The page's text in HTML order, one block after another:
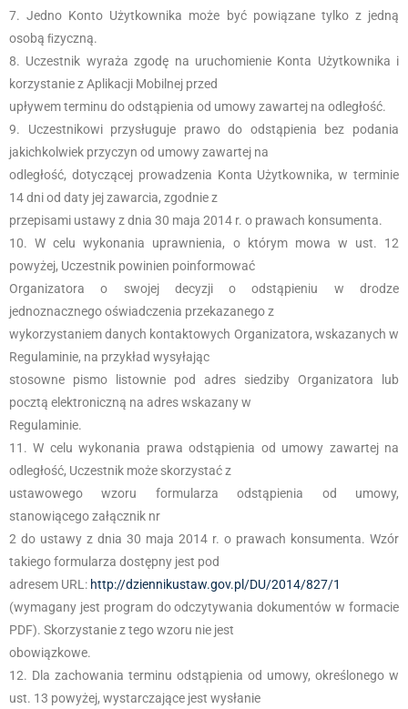
Jedno Konto Użytkownika może być powiązane tylko z jedną
osobą ﬁzyczną.
Uczestnik wyraża zgodę na uruchomienie Konta Użytkownika i
korzystanie z Aplikacji Mobilnej przed
upływem terminu do odstąpienia od umowy zawartej na odległość.
Uczestnikowi przysługuje prawo do odstąpienia bez podania
jakichkolwiek przyczyn od umowy zawartej na
odległość, dotyczącej prowadzenia Konta Użytkownika, w terminie
14 dni od daty jej zawarcia, zgodnie z
przepisami ustawy z dnia 30 maja 2014 r. o prawach konsumenta.
W celu wykonania uprawnienia, o którym mowa w ust. 12
powyżej, Uczestnik powinien poinformować
Organizatora o swojej decyzji o odstąpieniu w drodze
jednoznacznego oświadczenia przekazanego z
wykorzystaniem danych kontaktowych Organizatora, wskazanych w
Regulaminie, na przykład wysyłając
stosowne pismo listownie pod adres siedziby Organizatora lub
pocztą elektroniczną na adres wskazany w
Regulaminie.
W celu wykonania prawa odstąpienia od umowy zawartej na
odległość, Uczestnik może skorzystać z
ustawowego wzoru formularza odstąpienia od umowy,
stanowiącego załącznik nr
2 do ustawy z dnia 30 maja 2014 r. o prawach konsumenta. Wzór
takiego formularza dostępny jest pod
adresem URL: http://dziennikustaw.gov.pl/DU/2014/827/1
(wymagany jest program do odczytywania dokumentów w formacie
PDF). Skorzystanie z tego wzoru nie jest
obowiązkowe.
Dla zachowania terminu odstąpienia od umowy, określonego w
ust. 13 powyżej, wystarczające jest wysłanie